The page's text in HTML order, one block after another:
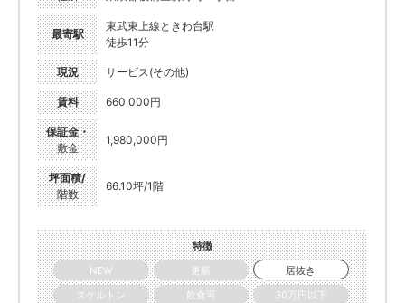
最寄駅
東武東上線ときわ台駅
徒歩11分
現況 サービス(その他)
賃料 660,000円
保証金・
敷金
1,980,000円
坪面積/
階数
66.10坪/1階
特徴
NEW
更新
居抜き
スケルトン
飲食可
30万円以下